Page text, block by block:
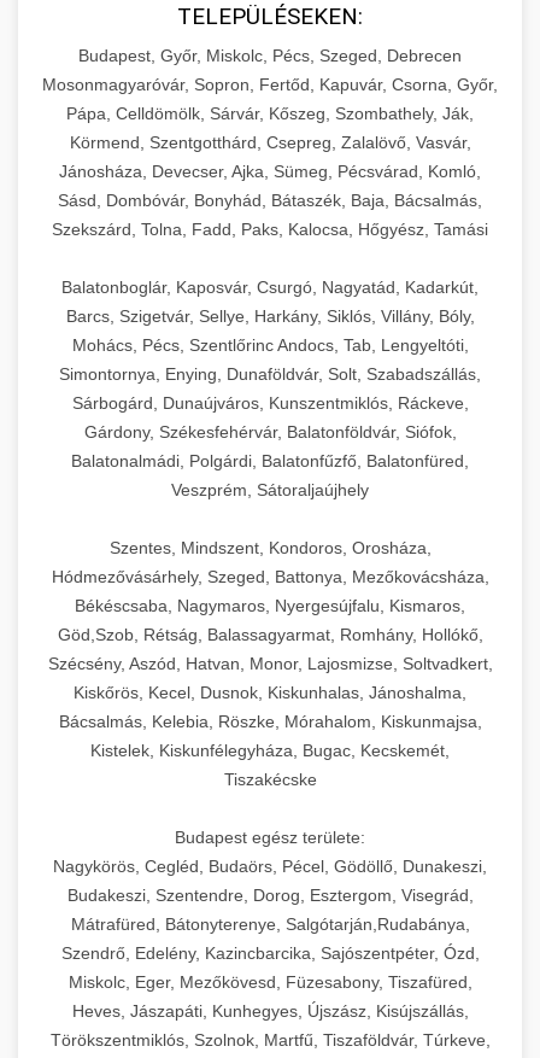
TELEPÜLÉSEKEN:
Budapest, Győr, Miskolc, Pécs, Szeged, Debrecen
Mosonmagyaróvár, Sopron, Fertőd, Kapuvár, Csorna, Győr,
Pápa, Celldömölk, Sárvár, Kőszeg, Szombathely, Ják,
Körmend, Szentgotthárd, Csepreg, Zalalövő, Vasvár,
Jánosháza, Devecser, Ajka, Sümeg, Pécsvárad, Komló,
Sásd, Dombóvár, Bonyhád, Bátaszék, Baja, Bácsalmás,
Szekszárd, Tolna, Fadd, Paks, Kalocsa, Hőgyész, Tamási
Balatonboglár, Kaposvár, Csurgó, Nagyatád, Kadarkút,
Barcs, Szigetvár, Sellye, Harkány, Siklós, Villány, Bóly,
Mohács, Pécs, Szentlőrinc Andocs, Tab, Lengyeltóti,
Simontornya, Enying, Dunaföldvár, Solt, Szabadszállás,
Sárbogárd, Dunaújváros, Kunszentmiklós, Ráckeve,
Gárdony, Székesfehérvár, Balatonföldvár, Siófok,
Balatonalmádi, Polgárdi, Balatonfűzfő, Balatonfüred,
Veszprém, Sátoraljaújhely
Szentes, Mindszent, Kondoros, Orosháza,
Hódmezővásárhely, Szeged, Battonya, Mezőkovácsháza,
Békéscsaba, Nagymaros, Nyergesújfalu, Kismaros,
Göd,Szob, Rétság, Balassagyarmat, Romhány, Hollókő,
Szécsény, Aszód, Hatvan, Monor, Lajosmizse, Soltvadkert,
Kiskőrös, Kecel, Dusnok, Kiskunhalas, Jánoshalma,
Bácsalmás, Kelebia, Röszke, Mórahalom, Kiskunmajsa,
Kistelek, Kiskunfélegyháza, Bugac, Kecskemét,
Tiszakécske
Budapest egész területe:
Nagykörös, Cegléd, Budaörs, Pécel, Gödöllő, Dunakeszi,
Budakeszi, Szentendre, Dorog, Esztergom, Visegrád,
Mátrafüred, Bátonyterenye, Salgótarján,Rudabánya,
Szendrő, Edelény, Kazincbarcika, Sajószentpéter, Ózd,
Miskolc, Eger, Mezőkövesd, Füzesabony, Tiszafüred,
Heves, Jászapáti, Kunhegyes, Újszász, Kisújszállás,
Törökszentmiklós, Szolnok, Martfű, Tiszaföldvár, Túrkeve,